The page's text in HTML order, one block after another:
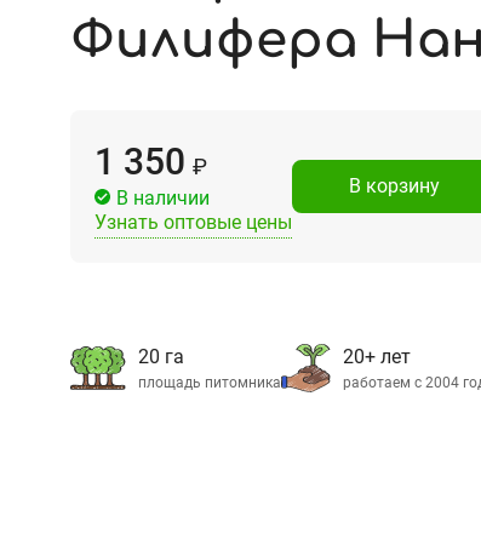
Филифера
1 350 ₽
В наличии
Узнать оптовые цены
В корзину
20 га
площадь питомника
20+ лет
работаем с 2004